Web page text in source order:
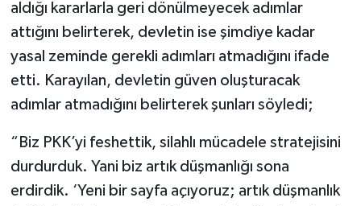
aldığı kararlarla geri dönülmeyecek adımlar
attığını belirterek, devletin ise şimdiye kadar
yasal zeminde gerekli adımları atmadığını ifade
etti. Karayılan, devletin güven oluşturacak
adımlar atmadığını belirterek şunları söyledi;
“Biz PKK’yi feshettik, silahlı mücadele stratejisini
durdurduk. Yani biz artık düşmanlığı sona
erdirdik. ‘Yeni bir sayfa açıyoruz; artık düşmanlık